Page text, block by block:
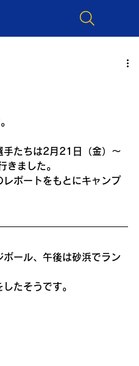
手たちは2月21日（金）〜
きました。
ポートをもとにキャンプ
ール、午後は砂浜でラン
たそうです。